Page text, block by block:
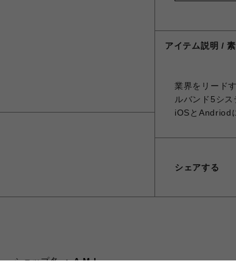
アイテム説明 /
業界をリード
ルバンド5シ
iOSとAndriod
シェアする
ショップ名
A.M.I